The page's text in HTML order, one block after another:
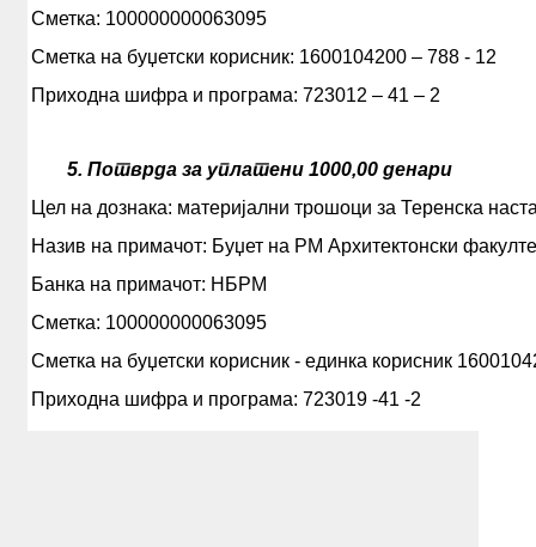
Сметка: 100000000063095
Сметка на буџетски корисник: 1600104200 – 788 - 12
Приходна шифра и програма: 723012 – 41 – 2
5. Потврда за уплатени 1000,00 денари
Цел на дознака: материјални трошоци за Теренска
Назив на примачот: Буџет на РМ Архитектонски
Банка на примачот: НБРМ
Сметка: 100000000063095
Сметка на буџетски корисник - единка корисник
Приходна шифра и програма: 723019 -41 -2